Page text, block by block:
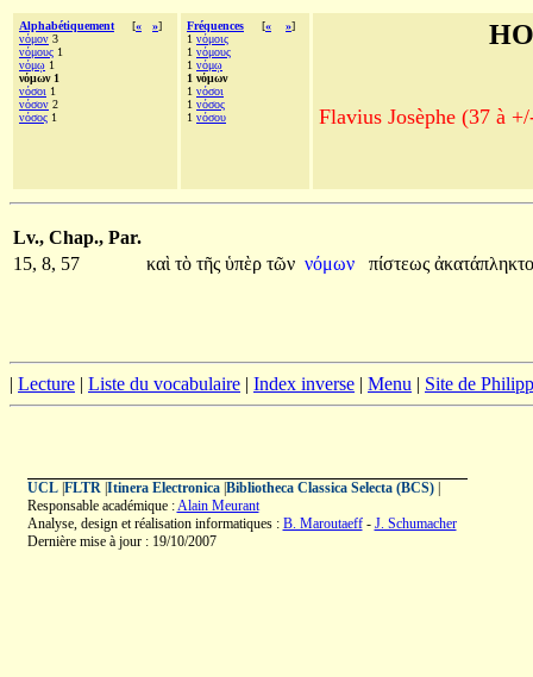
Alphabétiquement [« »]
νόμον 3
νόμους 1
νόμῳ 1
νόμων 1
νόσοι 1
νόσον 2
νόσος 1
Fréquences [« »]
1 νόμοις
1 νόμους
1 νόμῳ
1 νόμων
1 νόσοι
1 νόσος
1 νόσου Flavius Josèphe (37 à
Lv., Chap., Par.
15, 8, 57
καὶ τὸ τῆς ὑπὲρ τῶν νόμων πίστεως
| Lecture | Liste du vocabulaire | Index inverse | Menu | Site de
UCL| FLTR| Itinera Electronica| Bibliotheca Classica Selecta (BCS)|
Responsable académique :Alain Meurant
Analyse, design et réalisation informatiques : B. Maroutaeff- J. Schumacher
Dernière mise à jour : 19/10/2007